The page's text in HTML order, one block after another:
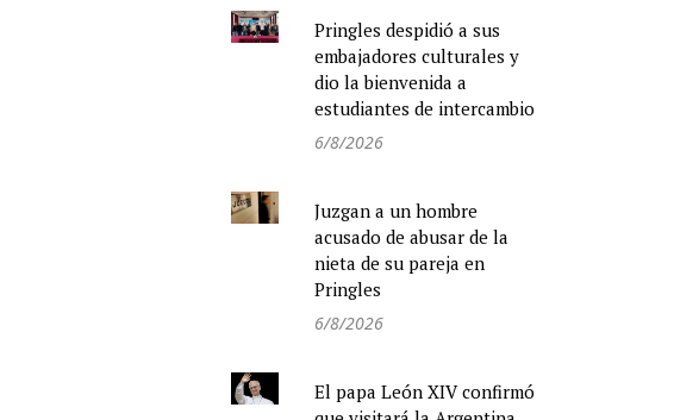
Pringles despidió a sus
embajadores culturales y
dio la bienvenida a
estudiantes de intercambio
6/8/2026
Juzgan a un hombre
acusado de abusar de la
nieta de su pareja en
Pringles
6/8/2026
El papa León XIV confirmó